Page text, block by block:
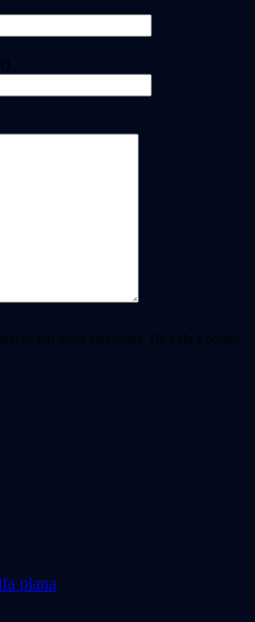
de mis datos personales. He leído y acepto
plana